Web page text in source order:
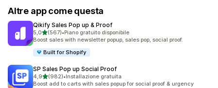
Altre app come questa
Qikify Sales Pop up & Proof
5,0stelle su 5
(567)
567 recensioni totali
•Piano gratuito disponibile
Boost sales with newsletter popup, sales pop, social proof.
Built for Shopify
SP Sales Pop up Social Proof
4,9stelle su 5
(982)
982 recensioni totali
•Installazione gratuita
Boost add to carts with sales popup for social proof & urgency